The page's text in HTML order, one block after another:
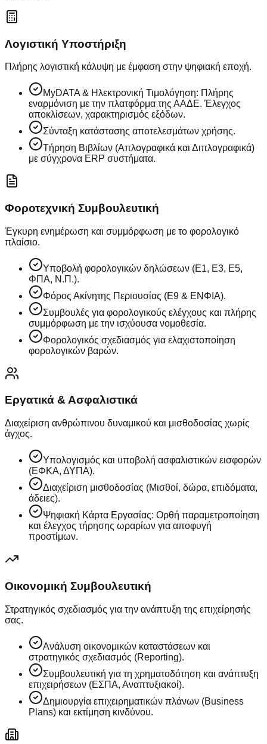
Λογιστική Υποστήριξη
Πλήρης λογιστική κάλυψη με έμφαση στην ψηφιακή εποχή.
MyDATA & Ηλεκτρονική Τιμολόγηση: Πλήρης
εναρμόνιση με την πλατφόρμα της ΑΑΔΕ. Έλεγχος
αποκλίσεων, χαρακτηρισμός εξόδων.
Σύνταξη κατάστασης αποτελεσμάτων χρήσης.
Τήρηση Βιβλίων (Απλογραφικά και Διπλογραφικά)
με σύγχρονα ERP συστήματα.
Φοροτεχνική Συμβουλευτική
Έγκυρη ενημέρωση και συμμόρφωση με το φορολογικό
πλαίσιο.
Υποβολή φορολογικών δηλώσεων (Ε1, Ε3, Ε5,
ΦΠΑ, Ν.Π.).
Φόρος Ακίνητης Περιουσίας (Ε9 & ΕΝΦΙΑ).
Συμβουλές για φορολογικούς ελέγχους και πλήρης
συμμόρφωση με την ισχύουσα νομοθεσία.
Φορολογικός σχεδιασμός για ελαχιστοποίηση
φορολογικών βαρών.
Εργατικά & Ασφαλιστικά
Διαχείριση ανθρώπινου δυναμικού και μισθοδοσίας χωρίς
άγχος.
Υπολογισμός και υποβολή ασφαλιστικών εισφορών
(ΕΦΚΑ, ΔΥΠΑ).
Διαχείριση μισθοδοσίας (Μισθοί, δώρα, επιδόματα,
άδειες).
Ψηφιακή Κάρτα Εργασίας: Ορθή παραμετροποίηση
και έλεγχος τήρησης ωραρίων για αποφυγή
προστίμων.
Οικονομική Συμβουλευτική
Στρατηγικός σχεδιασμός για την ανάπτυξη της επιχείρησής
σας.
Ανάλυση οικονομικών καταστάσεων και
στρατηγικός σχεδιασμός (Reporting).
Συμβουλευτική για τη χρηματοδότηση και ανάπτυξη
επιχειρήσεων (ΕΣΠΑ, Αναπτυξιακοί).
Δημιουργία επιχειρηματικών πλάνων (Business
Plans) και εκτίμηση κινδύνου.